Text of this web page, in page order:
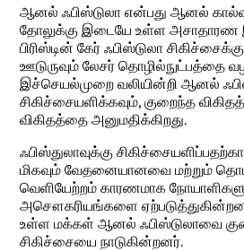
ஆனல் ஃபிஸ்டுலா என்பது ஆனல்
தோலுக்கு இடையே உள்ள அசாதாரண
பிரிஸ்டின் கேர் ஃபிஸ்டுலா
ஊடுருவும் லேசர் தொழில்நுட்பத்தை
இச்செயல்முறை வலியின்றி ஆனல்
சிகிச்சையளிக்கவும், குறைந்த
விகிதத்தை அனுமதிக்கிறது.
ஃபிஸ்துலாவுக்கு
மிகவும் வேதனையானவை மற்றும்
வெளியேற்றம் காரணமாக
அசௌகரியங்களை
உள்ள மக்கள் ஆனல் ஃபிஸ்டுலாவை
சிகிச்சையை நாடுகின்றனர்.